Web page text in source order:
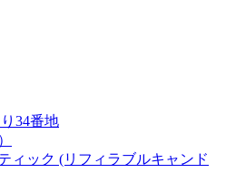
34番地
ィック (リフィラブルキャンド